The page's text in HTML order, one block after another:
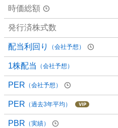
時価総額
発行済株式数
配当利回り （会社予想）
1株配当 （会社予想）
PER （会社予想）
PER （過去3年平均）
PBR （実績）